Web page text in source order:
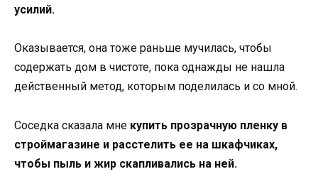
усилий.
Оказывается, она тоже раньше мучилась, чтобы
содержать дом в чистоте, пока однажды не нашла
действенный метод, которым поделилась и со мной.
Соседка сказала мне купить прозрачную пленку в
строймагазине и расстелить ее на шкафчиках,
чтобы пыль и жир скапливались на ней.